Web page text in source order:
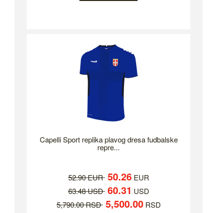
Capelli Sport replika plavog dresa fudbalske
repre...
52.90 EUR 50.26EUR
63.48 USD 60.31 USD
5,790.00 RSD 5,500.00RSD